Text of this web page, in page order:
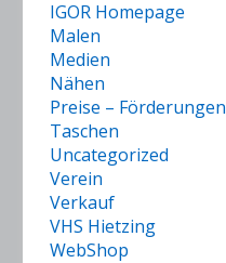
IGOR Homepage
Malen
Medien
Nähen
Preise – Förderungen
Taschen
Uncategorized
Verein
Verkauf
VHS Hietzing
WebShop